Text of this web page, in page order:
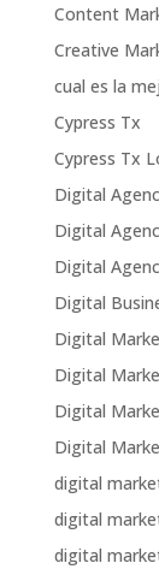
Content
Creative
cual es la
Cypress Tx
Cypress Tx
Digital
Digital
Digital
Digital
Digital
Digital
Digital
Digital
digital
digital
digital